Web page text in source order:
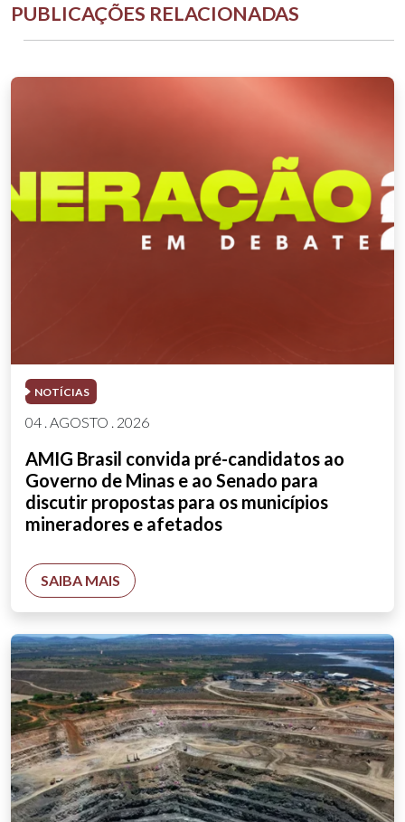
PUBLICAÇÕES RELACIONADAS
NOTÍCIAS
04 . AGOSTO . 2026
AMIG Brasil convida pré-candidatos ao
Governo de Minas e ao Senado para
discutir propostas para os municípios
mineradores e afetados
SAIBA MAIS